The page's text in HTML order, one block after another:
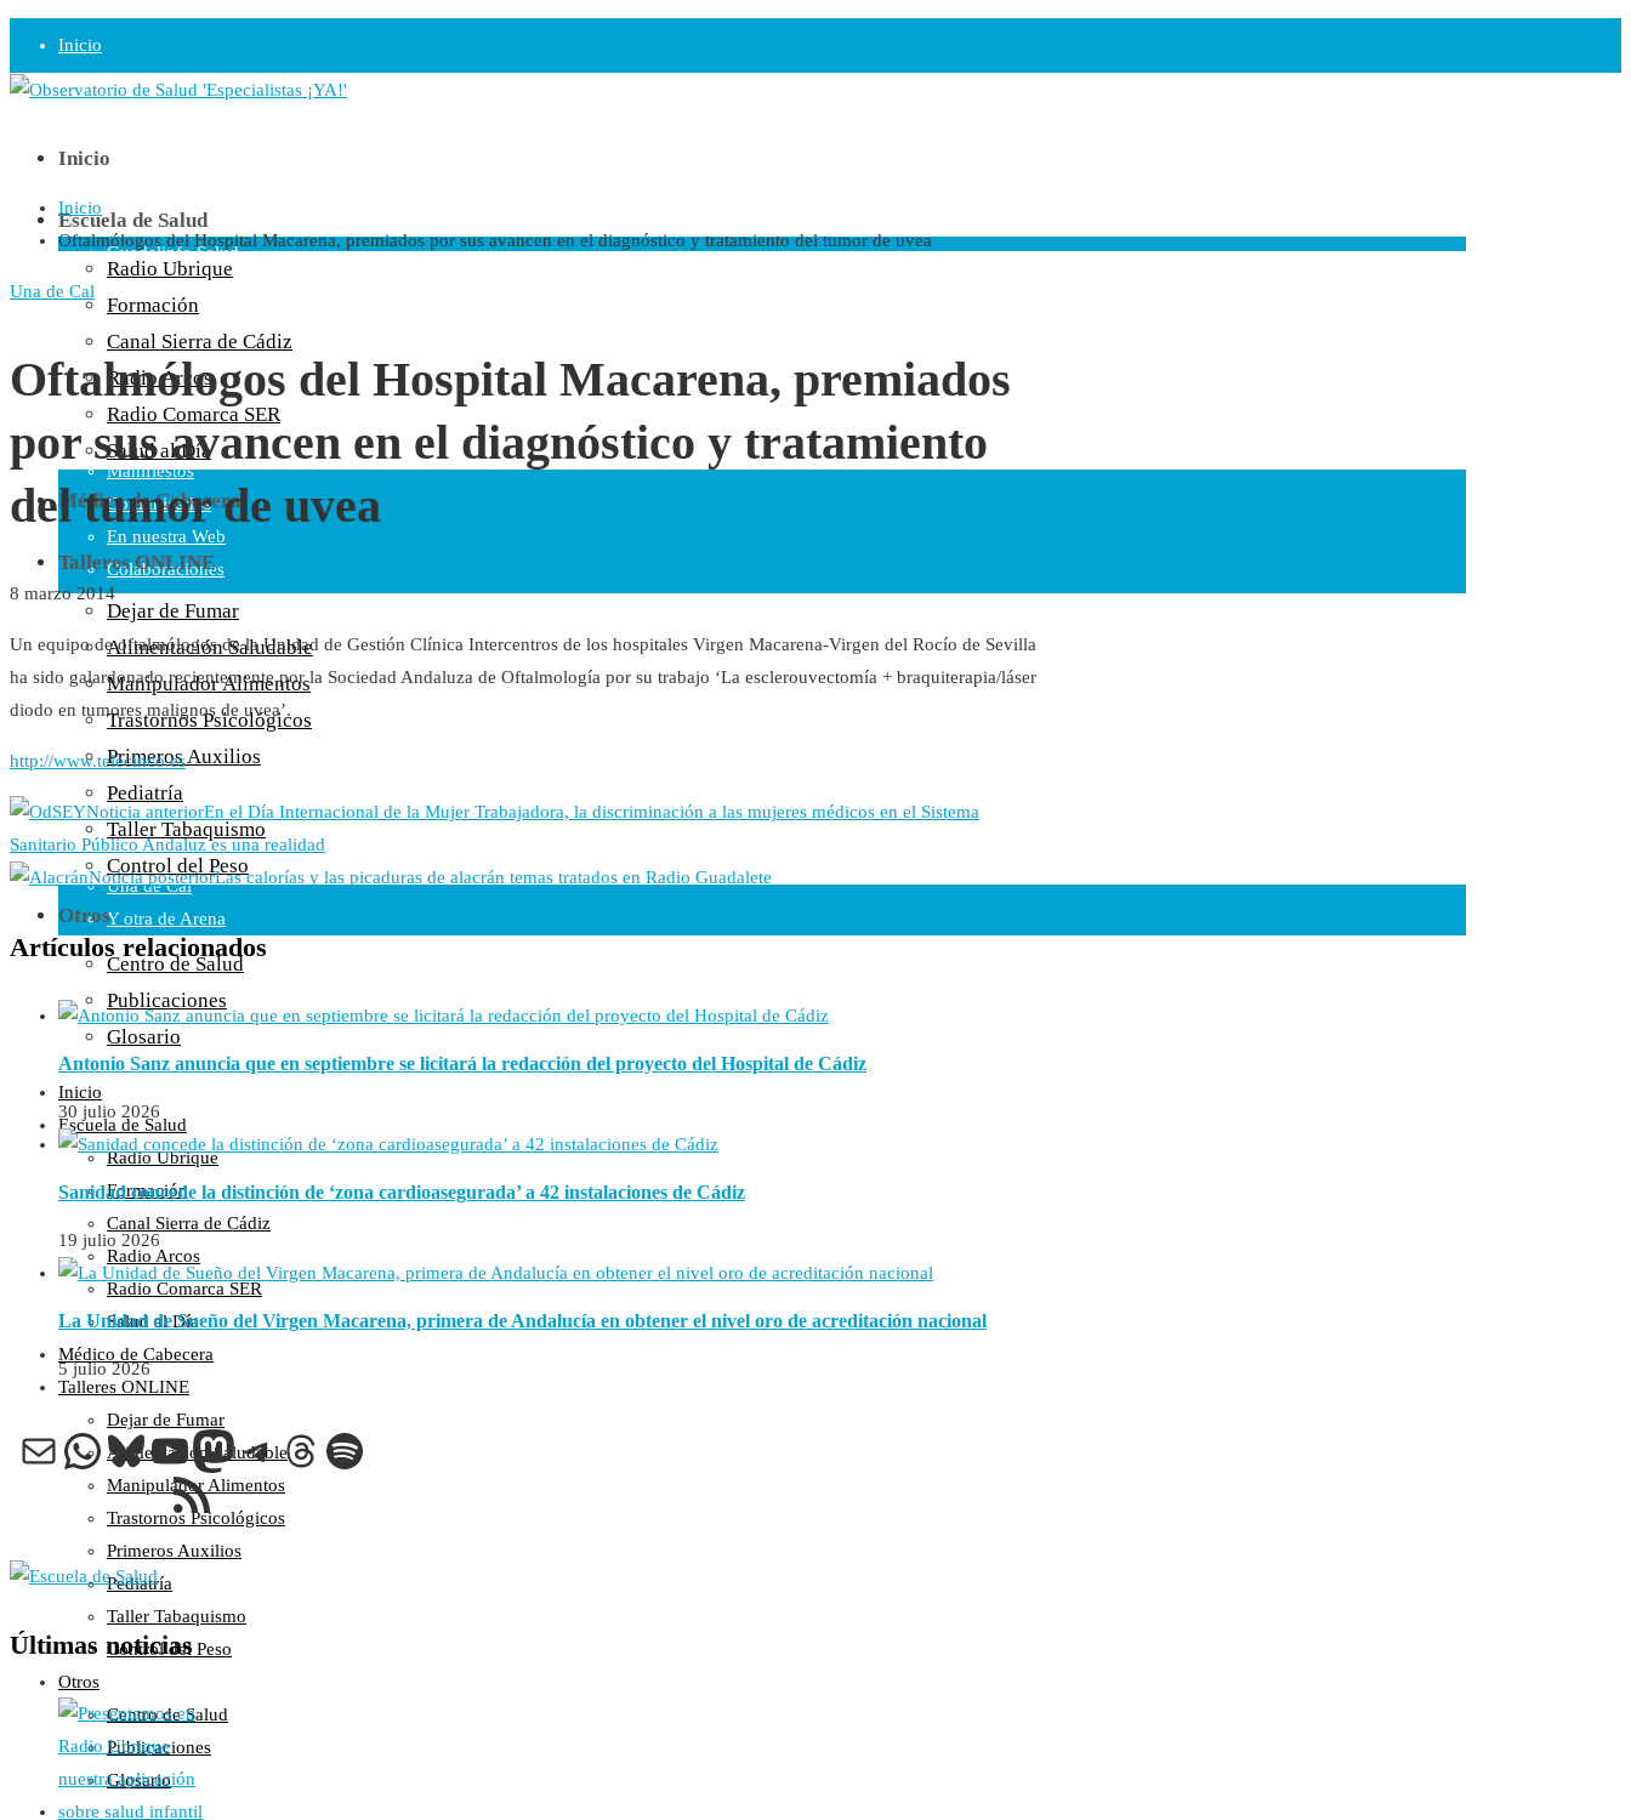
Inicio
Observatorio
Opinión
Radio
Guadalinfo Salud
Radio Guadalete
COPE Pontevedra
Salud en Radio Ubrique
Salud en Verano
Plataforma
Manifiestos
Comunicados
En nuestra Web
Colaboraciones
Cartas al Director
Medios de Comunicación
Otros
Vídeos
Audio
Cara Oscura Sanidad
Humor
Cal y Arena
Una de Cal
Y otra de Arena
Noticias Sanitarias
Enlaces
Newsletter
Inicio
Escuela de Salud
Radio Ubrique
Formación
Canal Sierra de Cádiz
Radio Arcos
Radio Comarca SER
Salud al Día
Médico de Cabecera
Talleres ONLINE
Dejar de Fumar
Alimentación Saludable
Manipulador Alimentos
Trastornos Psicológicos
Primeros Auxilios
Pediatría
Taller Tabaquismo
Control del Peso
Otros
Centro de Salud
Publicaciones
Glosario
Inicio
Escuela de Salud
Radio Ubrique
Formación
Canal Sierra de Cádiz
Radio Arcos
Radio Comarca SER
Salud al Día
Médico de Cabecera
Talleres ONLINE
Dejar de Fumar
Alimentación Saludable
Manipulador Alimentos
Trastornos Psicológicos
Primeros Auxilios
Pediatría
Taller Tabaquismo
Control del Peso
Otros
Centro de Salud
Publicaciones
Glosario
Inicio
Oftalmólogos del Hospital Macarena, premiados por sus avancen en el diagnóstico y tratamiento del tumor de uvea
Una de Cal
Oftalmólogos del Hospital Macarena, premiados
por sus avancen en el diagnóstico y tratamiento
del tumor de uvea
8 marzo 2014
Un equipo de oftalmólogos de la Unidad de Gestión Clínica Intercentros de los hospitales Virgen Macarena-Virgen del Rocío de Sevilla
ha sido galardonado recientemente por la Sociedad Andaluza de Oftalmología por su trabajo ‘La esclerouvectomía + braquiterapia/láser
diodo en tumores malignos de uvea’.
http://www.telecinco.es
Noticia anteriorEn el Día Internacional de la Mujer Trabajadora, la discriminación a las mujeres médicos en el Sistema
Sanitario Público Andaluz es una realidad
Noticia posteriorLas calorías y las picaduras de alacrán temas tratados en Radio Guadalete
Artículos relacionados
Antonio Sanz anuncia que en septiembre se licitará la redacción del proyecto del Hospital de Cádiz
30 julio 2026
Sanidad concede la distinción de ‘zona cardioasegurada’ a 42 instalaciones de Cádiz
19 julio 2026
La Unidad de Sueño del Virgen Macarena, primera de Andalucía en obtener el nivel oro de acreditación nacional
5 julio 2026
Correo electrónico
WhatsApp
Bluesky
YouTube
Mastodon
Telegram
Threads
Spotify
Feed RSS
Últimas noticias